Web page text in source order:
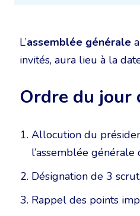
L’assemblée générale
invités, aura lieu à la
Ordre du
Allocution du
l’assemblée
Désignation de 3
Rappel des points